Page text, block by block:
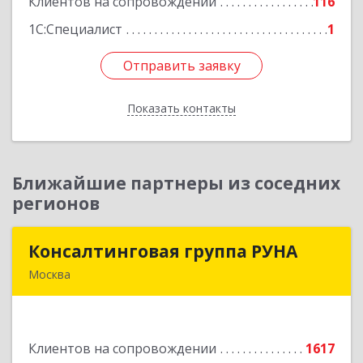
1С:Специалист
1
Отправить заявку
Показать контакты
Подробнее
Отправить заявку
Назад
Ближайшие партнеры из соседних
регионов
Консалтинговая группа РУНА
Москва
Клиентов на сопровождении
1617
Консалтинговая группа РУНА
Подробнее